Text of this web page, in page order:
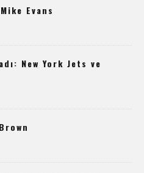
Evans
New York Jets ve